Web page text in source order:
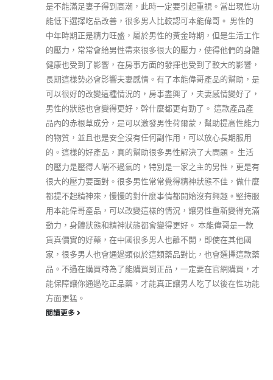
是不能滿足妻子得到高潮，此時一定要引起重視。當出現性功
能低下選擇吃品改善，很多男人比較認可本能偉哥。 男性的
中年時期正是精力旺盛，屬於男性的黃金時期，但是生活工作
的壓力，常常會給男性帶來很多很大的壓力，使得他們的身體
健康也受到了影響，在房事方面的發揮也受到了較大的影響，
長期這樣勢必會影響夫妻感情。有了本能偉哥產品的幫助，是
可以很好的改變這種情況的，房事盡興了，夫妻感情變好了，
男性的狀態也會變得更好，幹什麼都更有勁了。 這款產品產
品內的赤根草成分，是可以激發男性荷爾蒙，幫助提高性能力
的物質，並且也是安全沒有任何副作用，可以放心長期服用
的。這樣的好產品，真的幫助很多男性解決了大問題。 生活
的壓力是壓得人喘不過氣的，特別是一家之主的男性，更是有
很大的壓力要面對。很多男性常常覺得精神狀態不佳，做什麼
都提不起精神來，慢慢的對什麼事情都開始沒有興趣。堅持服
用本能偉哥產品，可以改變這樣的情況，讓男性重新變得充滿
動力，身體狀態和精神狀態都會變得更好。 本能偉哥是一款
貨真價實的好藥，在中國很多男人也離不開，即使在其他國
家，很多男人也會通過類似於這類藥品對比，也會選擇這款藥
品。不過在購買時為了能購買到正品，一定要在官網購買，才
能保障讓你通過吃正品藥，才能真正讓男人吃了以後在性功能
方面更猛。
閱讀更多